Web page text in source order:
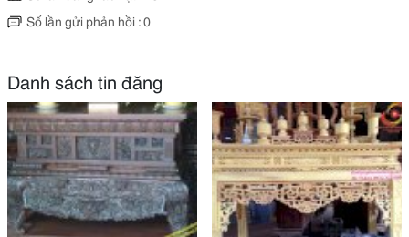
Số lần gửi phản hồi : 0
Danh sách tin đăng